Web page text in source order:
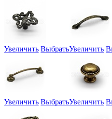
Увеличить ВыбратьУвеличить
Увеличить ВыбратьУвеличить